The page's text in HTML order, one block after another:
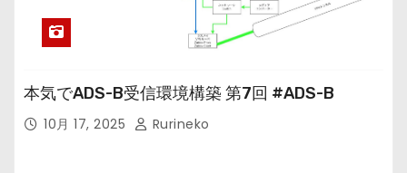
本気でADS-B受信環境構築 第7回 #ADS-B
10月 17, 2025 Rurineko